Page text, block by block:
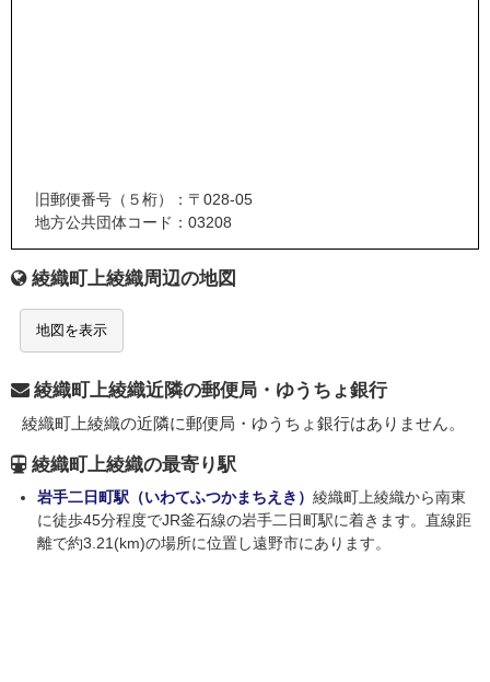
旧郵便番号（５桁）：〒028-05
地方公共団体コード：03208
綾織町上綾織周辺の地図
地図を表示
綾織町上綾織近隣の郵便局・ゆうちょ銀行
綾織町上綾織の近隣に郵便局・ゆうちょ銀行はありません。
綾織町上綾織の最寄り駅
岩手二日町駅（いわてふつかまちえき） 綾織町上綾織から南東
に徒歩45分程度でJR釜石線の岩手二日町駅に着きます。直線距
離で約3.21(km)の場所に位置し遠野市にあります。